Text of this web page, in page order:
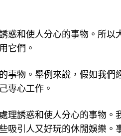
惑和使人分心的事物。所以
它們。
事物。舉例來說，假如我們
專心工作。
理誘惑和使人分心的事物。
吸引人又好玩的休閒娛樂。